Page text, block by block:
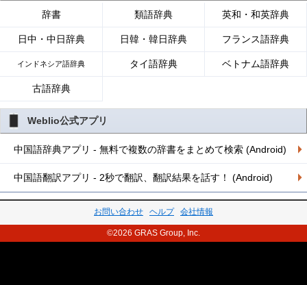
辞書 類語辞典 英和・和英辞典
日中・中日辞典 日韓・韓日辞典 フランス語辞典
インドネシア語辞典 タイ語辞典 ベトナム語辞典
古語辞典
Weblio公式アプリ
中国語辞典アプリ - 無料で複数の辞書をまとめて検索 (Android)
中国語翻訳アプリ - 2秒で翻訳、翻訳結果を話す！ (Android)
お問い合わせ ヘルプ 会社情報
©2026 GRAS Group, Inc.